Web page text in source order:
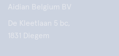
Aidian Belgium BV
De Kleetlaan 5 bc,
1831 Diegem